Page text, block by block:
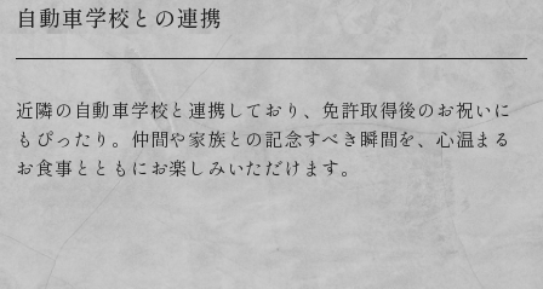
自動車学校との連携
近隣の自動車学校と連携しており、免許取得後のお祝いに
もぴったり。仲間や家族との記念すべき瞬間を、心温まる
お食事とともにお楽しみいただけます。